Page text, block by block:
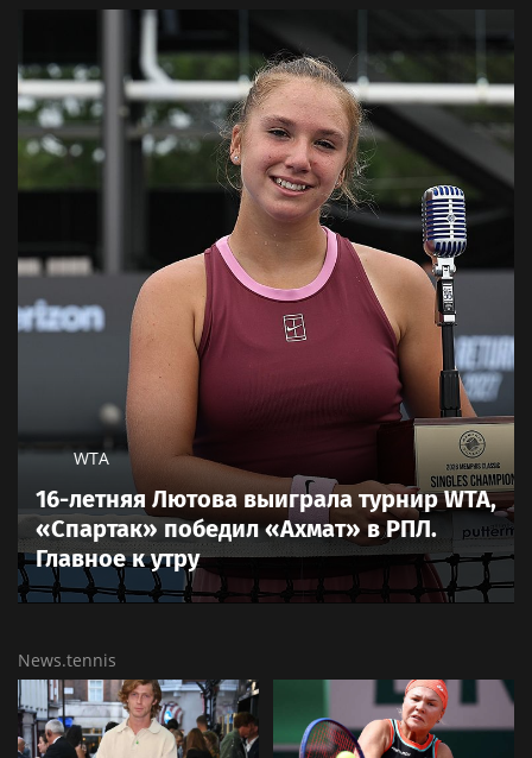
WTA
16-летняя Лютова выиграла турнир WTA,
«Спартак» победил «Ахмат» в РПЛ.
Главное к утру
News.tennis